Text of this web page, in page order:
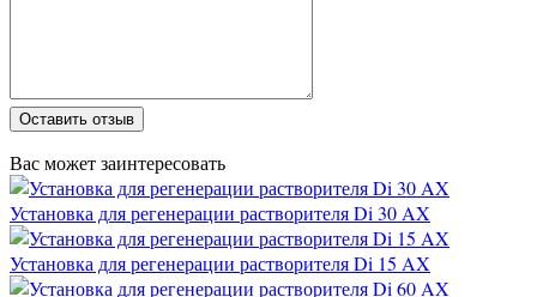
Оставить отзыв
Вас может заинтересовать
Установка для регенерации растворителя Di 30 AX
Установка для регенерации растворителя Di 15 AX